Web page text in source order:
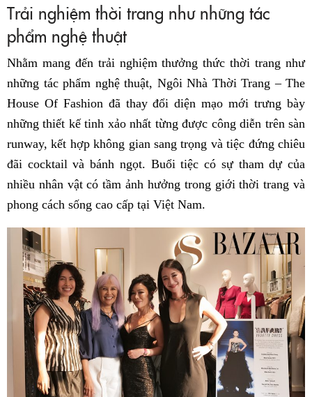
Trải nghiệm thời trang như những tác
phẩm nghệ thuật
Nhằm mang đến trải nghiệm thưởng thức thời trang như
những tác phẩm nghệ thuật, Ngôi Nhà Thời Trang – The
House Of Fashion đã thay đổi diện mạo mới trưng bày
những thiết kế tinh xảo nhất từng được công diễn trên sàn
runway, kết hợp không gian sang trọng và tiệc đứng chiêu
đãi cocktail và bánh ngọt. Buổi tiệc có sự tham dự của
nhiều nhân vật có tầm ảnh hưởng trong giới thời trang và
phong cách sống cao cấp tại Việt Nam.